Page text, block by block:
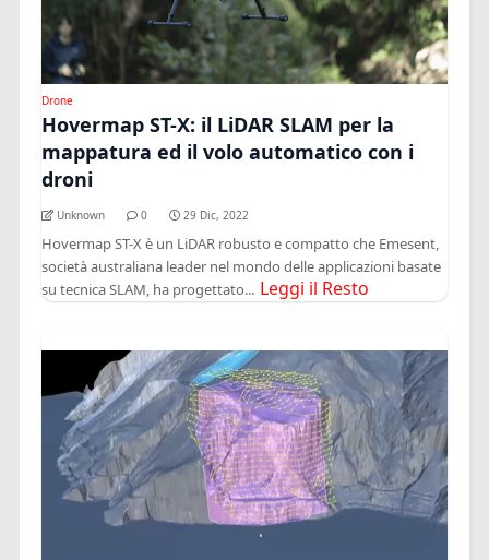
Drone
Hovermap ST-X: il LiDAR SLAM per la
mappatura ed il volo automatico con i
droni
Unknown 0 29 Dic, 2022
Hovermap ST-X è un LiDAR robusto e compatto che Emesent,
società australiana leader nel mondo delle applicazioni basate
su tecnica SLAM, ha progettato... Leggi il Resto